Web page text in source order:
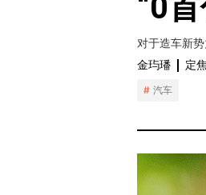
“0
对于造车新
金玙璠
定
汽车